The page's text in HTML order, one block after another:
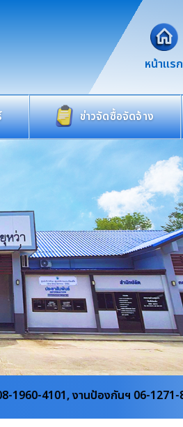
หน้าแรก
ข่าวจัดซื้อจัดจ้าง
กันฯ 06-1271-8338